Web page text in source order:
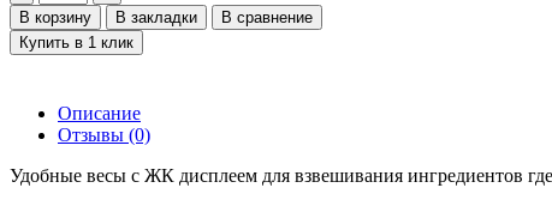
В корзину В закладки
В сравнение
Купить в 1 клик
Описание
Отзывы (0)
Удобные весы с ЖК дисплеем для взвешивания ингредиентов